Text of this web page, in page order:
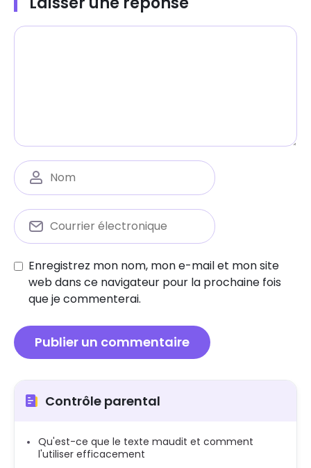
Enregistrez mon nom, mon e-mail et mon site
web dans ce navigateur pour la prochaine fois
que je commenterai.
Contrôle parental
Qu'est-ce que le texte maudit et comment
l'utiliser efficacement